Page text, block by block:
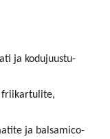
ja kodujuustu-
friikartulite,
ja balsamico-